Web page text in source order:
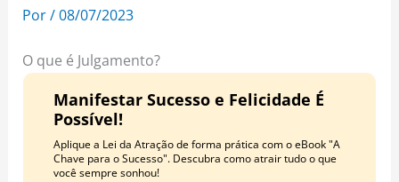
Por/08/07/2023
O que é Julgamento?
Manifestar Sucesso e Felicidade É
Possível!
Aplique a Lei da Atração de forma prática com o eBook "A
Chave para o Sucesso". Descubra como atrair tudo o que
você sempre sonhou!